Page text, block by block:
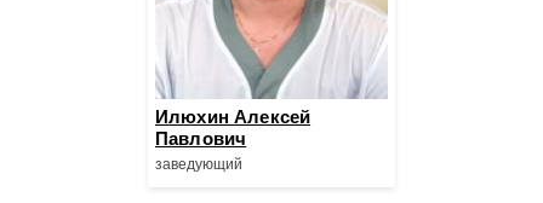
Илюхин Алексей
Павлович
заведующий